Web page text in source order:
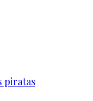
piratas